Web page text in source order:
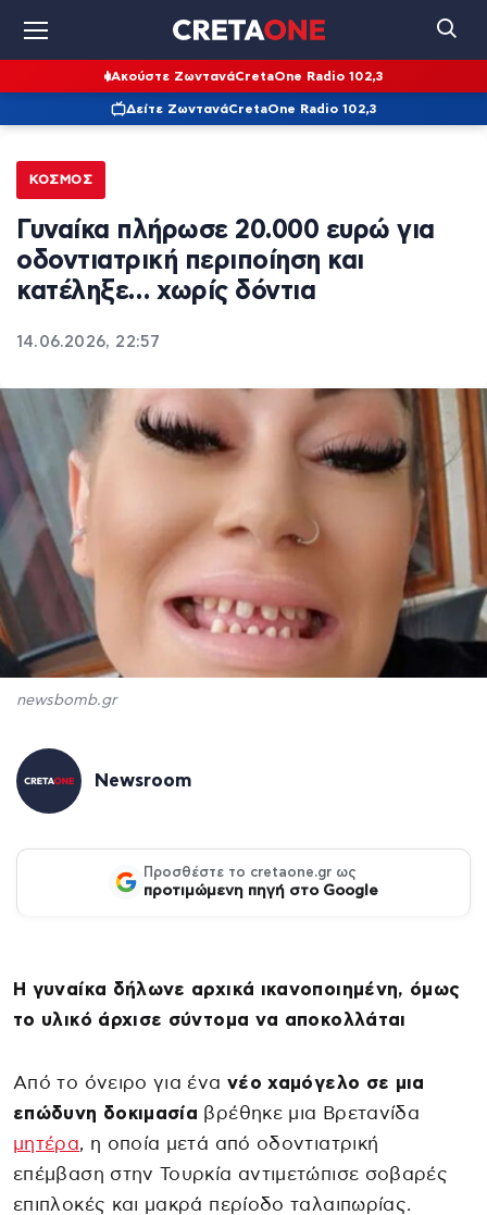
Ακούστε ΖωντανάCretaOne Radio 102,3
Δείτε ΖωντανάCretaOne Radio 102,3
ΚΌΣΜΟΣ
Γυναίκα πλήρωσε 20.000 ευρώ για
οδοντιατρική περιποίηση και
κατέληξε… χωρίς δόντια
14.06.2026, 22:57
newsbomb.gr
Newsroom
Προσθέστε το cretaone.gr ως
προτιμώμενη πηγή στο Google
Η γυναίκα δήλωνε αρχικά ικανοποιημένη, όμως
το υλικό άρχισε σύντομα να αποκολλάται
Από το όνειρο για ένα νέο χαμόγελο σε μια
επώδυνη δοκιμασία βρέθηκε μια Βρετανίδα
μητέρα, η οποία μετά από οδοντιατρική
επέμβαση στην Τουρκία αντιμετώπισε σοβαρές
επιπλοκές και μακρά περίοδο ταλαιπωρίας.